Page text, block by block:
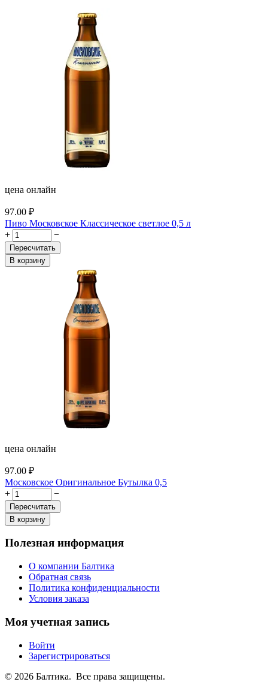
цена онлайн
97.00 ₽
Пиво Московское Классическое светлое 0,5 л
+
−
Пересчитать
В корзину
цена онлайн
97.00 ₽
Московское Оригинальное Бутылка 0,5
+
−
Пересчитать
В корзину
Полезная информация
О компании Балтика
Обратная связь
Политика конфиденциальности
Условия заказа
Моя учетная запись
Войти
Зарегистрироваться
© 2026 Балтика. Все права защищены.